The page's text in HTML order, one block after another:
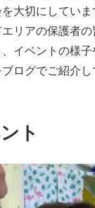
大切にしていま
リアの保護者
イベントの様
ログでご紹介し
ト